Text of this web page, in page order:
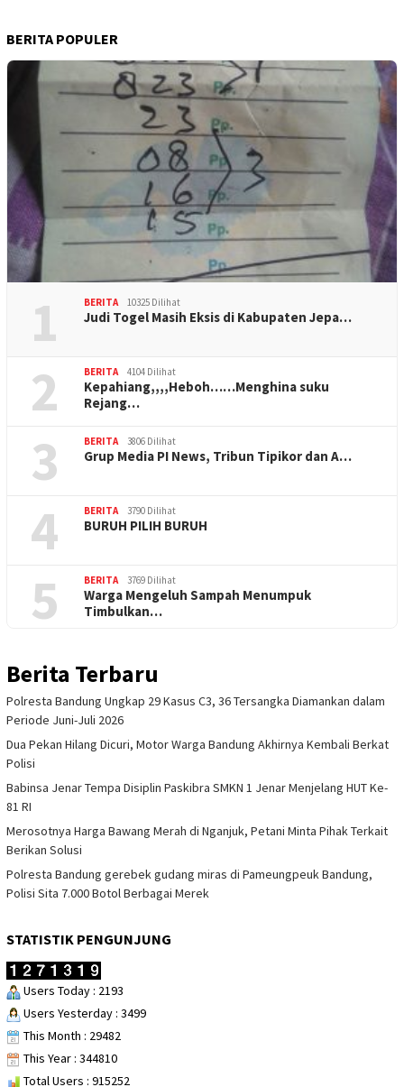
BERITA POPULER
1 BERITA 10325 Dilihat
Judi Togel Masih Eksis di Kabupaten Jepa…
2 BERITA 4104 Dilihat
Kepahiang,,,,Heboh……Menghina suku
Rejang…
3 BERITA 3806 Dilihat
Grup Media PI News, Tribun Tipikor dan A…
4 BERITA 3790 Dilihat
BURUH PILIH BURUH
5 BERITA 3769 Dilihat
Warga Mengeluh Sampah Menumpuk
Timbulkan…
Berita Terbaru
Polresta Bandung Ungkap 29 Kasus C3, 36 Tersangka Diamankan dalam
Periode Juni-Juli 2026
Dua Pekan Hilang Dicuri, Motor Warga Bandung Akhirnya Kembali Berkat
Polisi
Babinsa Jenar Tempa Disiplin Paskibra SMKN 1 Jenar Menjelang HUT Ke-
81 RI
Merosotnya Harga Bawang Merah di Nganjuk, Petani Minta Pihak Terkait
Berikan Solusi
Polresta Bandung gerebek gudang miras di Pameungpeuk Bandung,
Polisi Sita 7.000 Botol Berbagai Merek
STATISTIK PENGUNJUNG
Users Today : 2193
Users Yesterday : 3499
This Month : 29482
This Year : 344810
Total Users : 915252